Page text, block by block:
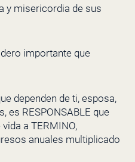
y misericordia de sus
importante que
dependen de ti, esposa,
es RESPONSABLE que
a TERMINO,
anuales multiplicado